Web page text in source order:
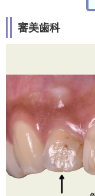
審美歯科